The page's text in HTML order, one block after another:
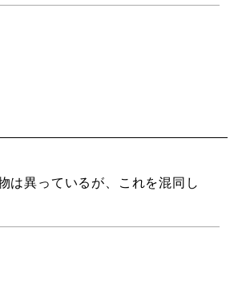
は異っているが、これを混同し